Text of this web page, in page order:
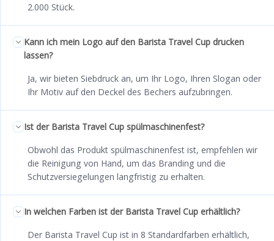
2.000 Stück.
Kann ich mein Logo auf den Barista Travel Cup drucken
lassen?
Ja, wir bieten Siebdruck an, um Ihr Logo, Ihren Slogan oder
Ihr Motiv auf den Deckel des Bechers aufzubringen.
Ist der Barista Travel Cup spülmaschinenfest?
Obwohl das Produkt spülmaschinenfest ist, empfehlen wir
die Reinigung von Hand, um das Branding und die
Schutzversiegelungen langfristig zu erhalten.
In welchen Farben ist der Barista Travel Cup erhältlich?
Der Barista Travel Cup ist in 8 Standardfarben erhältlich,